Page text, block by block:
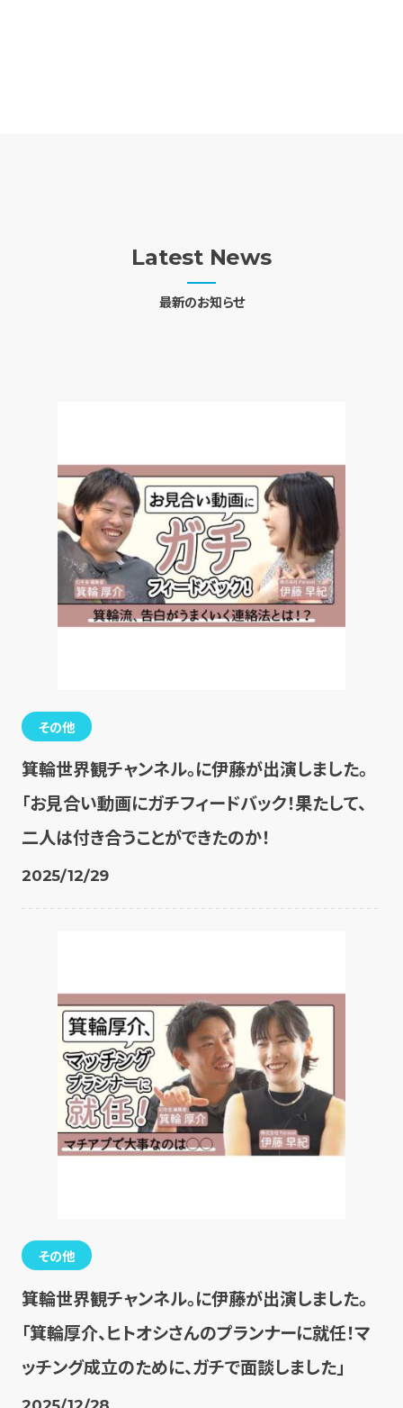
Latest News
最新のお知らせ
その他
箕輪世界観チャンネル。に伊藤が出演しました。
「お見合い動画にガチフィードバック！果たして、
二人は付き合うことができたのか！
2025/12/29
その他
箕輪世界観チャンネル。に伊藤が出演しました。
「箕輪厚介、ヒトオシさんのプランナーに就任！マ
ッチング成立のために、ガチで面談しました」